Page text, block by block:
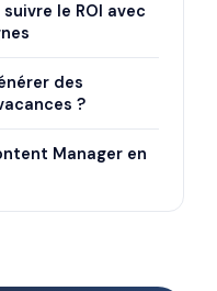
le ROI avec
des
?
Manager en